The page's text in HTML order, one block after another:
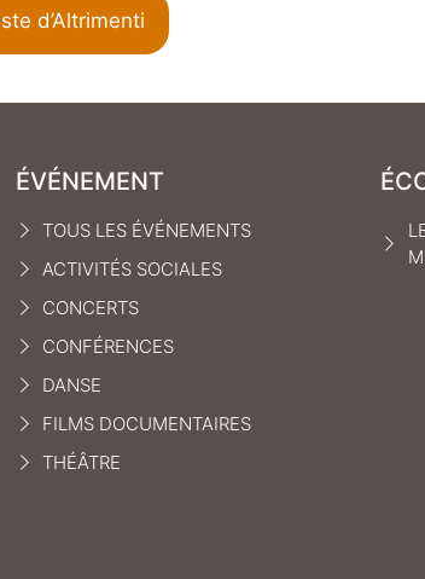
d’Altrimenti
ÉVÉNEMENT
TOUS LES ÉVÉNEMENTS
ACTIVITÉS SOCIALES
CONCERTS
CONFÉRENCES
DANSE
FILMS DOCUMENTAIRES
THÉÂTRE